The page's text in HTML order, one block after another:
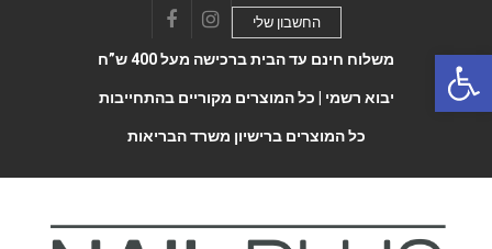
FacebookInstagram
החשבון שלי
משלוח חינם עד הבית ברכישה מעל 400 ש”ח
יבוא רשמי | כל המוצרים מקוריים בהתחייבות
כל המוצרים ברישיון משרד הבריאות